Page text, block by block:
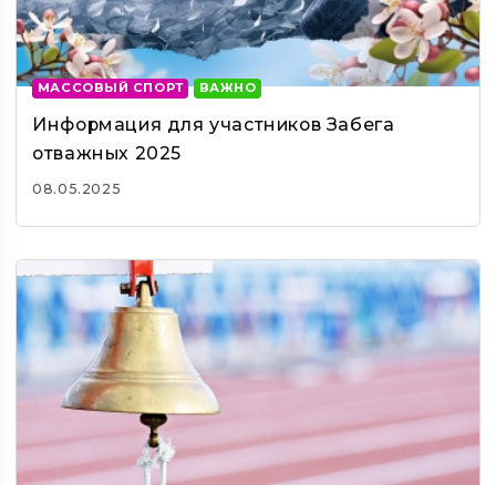
МАССОВЫЙ СПОРТ ВАЖНО
Информация для участников Забега
отважных 2025
08.05.2025